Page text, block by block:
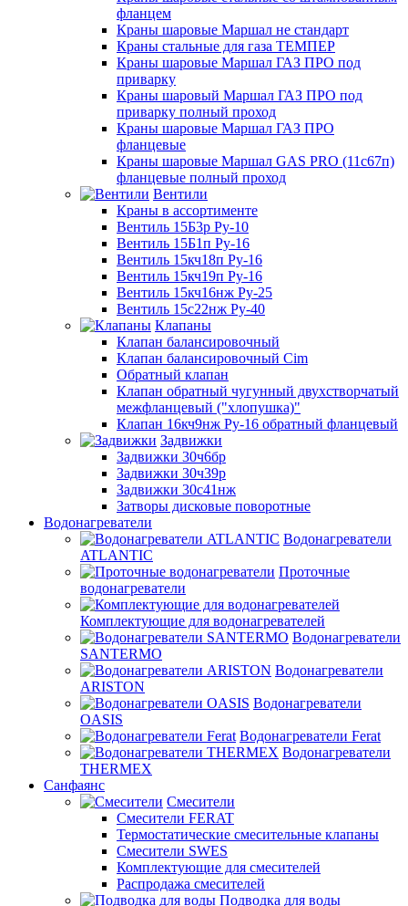
фланцем
Краны шаровые Маршал не стандарт
Краны стальные для газа ТЕМПЕР
Краны шаровые Маршал ГАЗ ПРО под
приварку
Краны шаровый Маршал ГАЗ ПРО под
приварку полный проход
Краны шаровые Маршал ГАЗ ПРО
фланцевые
Краны шаровые Маршал GAS PRO (11с67п)
фланцевые полный проход
Вентили
Краны в ассортименте
Вентиль 15Б3р Ру-10
Вентиль 15Б1п Ру-16
Вентиль 15кч18п Ру-16
Вентиль 15кч19п Ру-16
Вентиль 15кч16нж Ру-25
Вентиль 15с22нж Ру-40
Клапаны
Клапан балансировочный
Клапан балансировочный Cim
Обратный клапан
Клапан обратный чугунный двухстворчатый
межфланцевый ("хлопушка)"
Клапан 16кч9нж Ру-16 обратный фланцевый
Задвижки
Задвижки 30ч6бр
Задвижки 30ч39р
Задвижки 30с41нж
Затворы дисковые поворотные
Водонагреватели
Водонагреватели
ATLANTIC
Проточные
водонагреватели
Комплектующие для водонагревателей
Водонагреватели
SANTERMO
Водонагреватели
ARISTON
Водонагреватели
OASIS
Водонагреватели Ferat
Водонагреватели
THERMEX
Санфаянс
Смесители
Смесители FERAT
Термостатические смесительные клапаны
Смесители SWES
Комплектующие для смесителей
Распродажа смесителей
Подводка для воды